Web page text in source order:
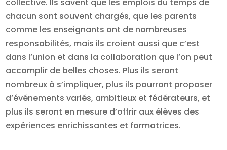
chacun sont souvent chargés, que les parents
comme les enseignants ont de nombreuses
responsabilités, mais ils croient aussi que c’est
dans l’union et dans la collaboration que l’on peut
accomplir de belles choses. Plus ils seront
nombreux à s’impliquer, plus ils pourront proposer
d’événements variés, ambitieux et fédérateurs, et
plus ils seront en mesure d’offrir aux élèves des
expériences enrichissantes et formatrices.